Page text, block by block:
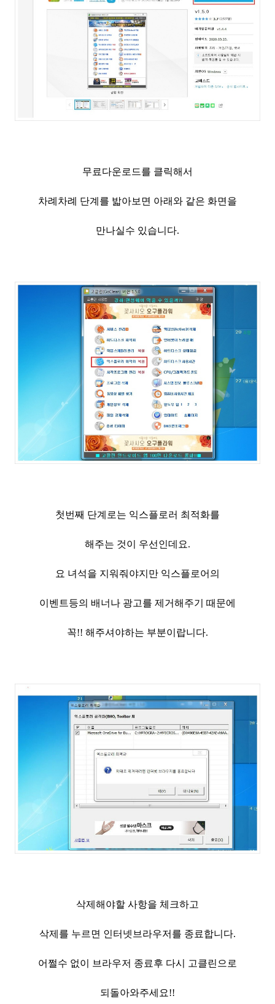
무료다운로드를 클릭해서
차례차례 단계를 밟아보면 아래와 같은 화면을
만나실수 있습니다.
첫번째 단계로는 익스플로러 최적화를
해주는 것이 우선인데요.
요 녀석을 지워줘야지만 익스플로어의
이벤트등의 배너나 광고를 제거해주기 때문에
꼭!! 해주셔야하는 부분이랍니다.
삭제해야할 사항을 체크하고
삭제를 누르면 인터넷브라우저를 종료합니다.
어쩔수 없이 브라우저 종료후 다시 고클린으로
되돌아와주세요!!